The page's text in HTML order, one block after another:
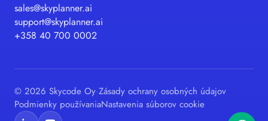
sales@skyplanner.ai
support@skyplanner.ai
+358 40 700 0002
© 2026 Skycode Oy·Zásady ochrany osobných údajov
Podmienky používaniaNastavenia súborov cookie